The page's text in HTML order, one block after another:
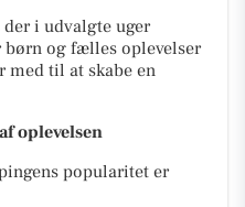
der i udvalgte uger
og fælles oplevelser
til at skabe en
oplevelsen
popularitet er